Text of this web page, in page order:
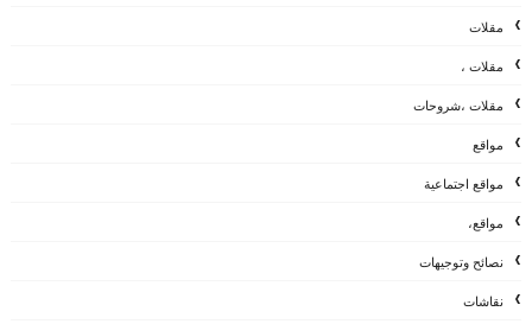
مقلات
مقلات ،
مقلات ،شروحات
مواقع
مواقع اجتماعية
مواقع،
نصائح وتوجيهات
نقاشات